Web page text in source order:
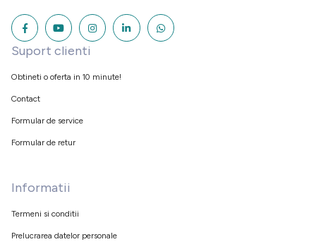
Suport clienti
Obtineti o oferta in 10 minute!
Contact
Formular de service
Formular de retur
Informatii
Termeni si conditii
Prelucrarea datelor personale